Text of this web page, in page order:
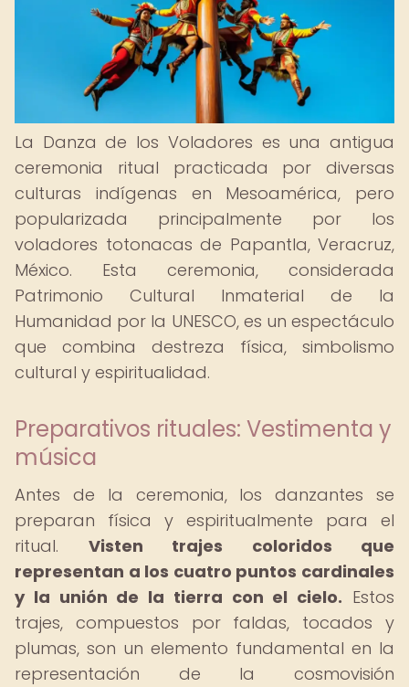
La Danza de los Voladores es una antigua
ceremonia ritual practicada por diversas
culturas indígenas en Mesoamérica, pero
popularizada principalmente por los
voladores totonacas de Papantla, Veracruz,
México. Esta ceremonia, considerada
Patrimonio Cultural Inmaterial de la
Humanidad por la UNESCO, es un espectáculo
que combina destreza física, simbolismo
cultural y espiritualidad.
Preparativos rituales: Vestimenta y
música
Antes de la ceremonia, los danzantes se
preparan física y espiritualmente para el
ritual. Visten trajes coloridos que
representan a los cuatro puntos cardinales
y la unión de la tierra con el cielo. Estos
trajes, compuestos por faldas, tocados y
plumas, son un elemento fundamental en la
representación de la cosmovisión